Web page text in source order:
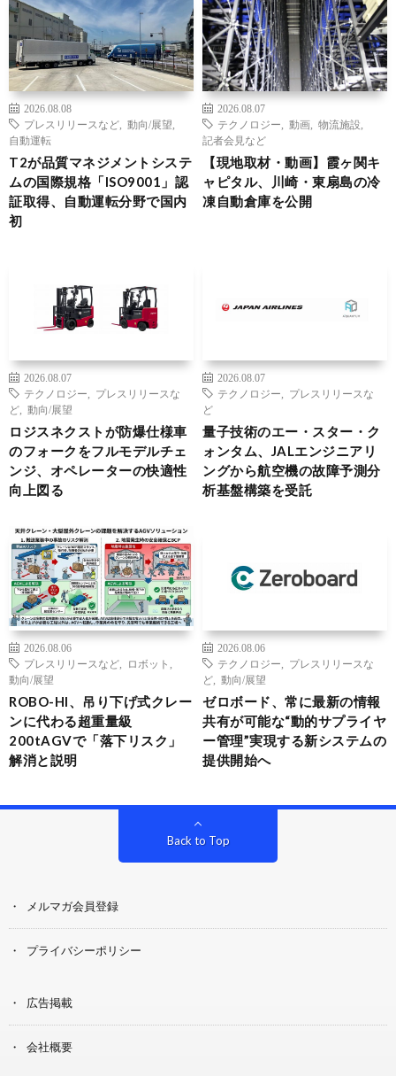
2026.08.08
プレスリリースなど
動向/展望
自動運転
T2が品質マネジメントシステ
ムの国際規格「ISO9001」認
証取得、自動運転分野で国内
初
2026.08.07
テクノロジー
動画 物流施設
記者会見など
【現地取材・動画】霞ヶ関キ
ャピタル、川崎・東扇島の冷
凍自動倉庫を公開
2026.08.07
テクノロジー
プレスリリースな
ど
動向/展望
ロジスネクストが防爆仕様車
のフォークをフルモデルチェ
ンジ、オペレーターの快適性
向上図る
2026.08.07
テクノロジー
プレスリリースな
ど
量子技術のエー・スター・ク
ォンタム、JALエンジニアリ
ングから航空機の故障予測分
析基盤構築を受託
2026.08.06
プレスリリースなど
ロボット
動向/展望
ROBO-HI、吊り下げ式クレー
ンに代わる超重量級
200tAGVで「落下リスク」
解消と説明
2026.08.06
テクノロジー
プレスリリースな
ど
動向/展望
ゼロボード、常に最新の情報
共有が可能な“動的サプライヤ
ー管理”実現する新システムの
提供開始へ
Back to Top
メルマガ会員登録
プライバシーポリシー
広告掲載
会社概要